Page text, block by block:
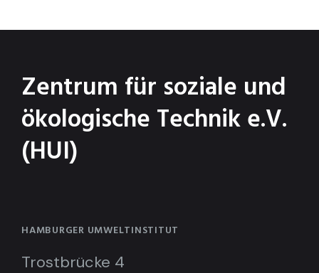
Zentrum für soziale und
ökologische Technik e.V.
(HUI)
HAMBURGER UMWELTINSTITUT
Trostbrücke 4